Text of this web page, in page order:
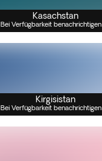
Kasachstan
Bei Verfügbarkeit benachrichtigen
Kirgisistan
Bei Verfügbarkeit benachrichtigen